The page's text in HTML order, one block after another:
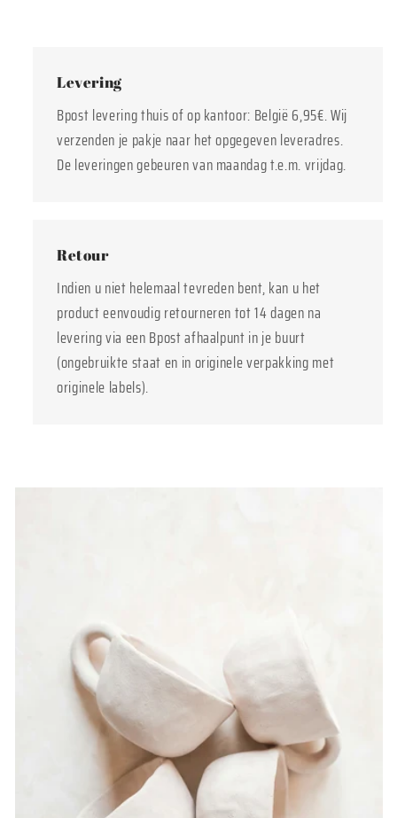
Levering
Bpost levering thuis of op kantoor: België 6,95€. Wij
verzenden je pakje naar het opgegeven leveradres.
De leveringen gebeuren van maandag t.e.m. vrijdag.
Retour
Indien u niet helemaal tevreden bent, kan u het
product eenvoudig retourneren tot 14 dagen na
levering via een Bpost afhaalpunt in je buurt
(ongebruikte staat en in originele verpakking met
originele labels).